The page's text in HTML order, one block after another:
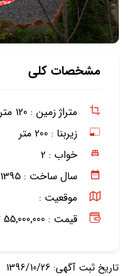
مشخصات کلی
متراژ زمین : 120 متر
زیربنا : 200 متر
خواب : 2
سال ساخت : 1395
موقعیت :
قیمت : 55,000,000 تومان /
تاریخ ثبت آگهی: 1396/10/26